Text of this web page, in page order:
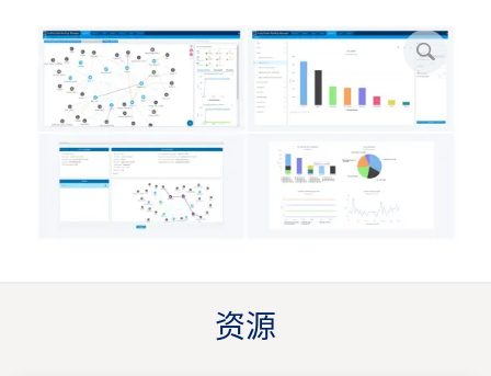
放
大
片
资源